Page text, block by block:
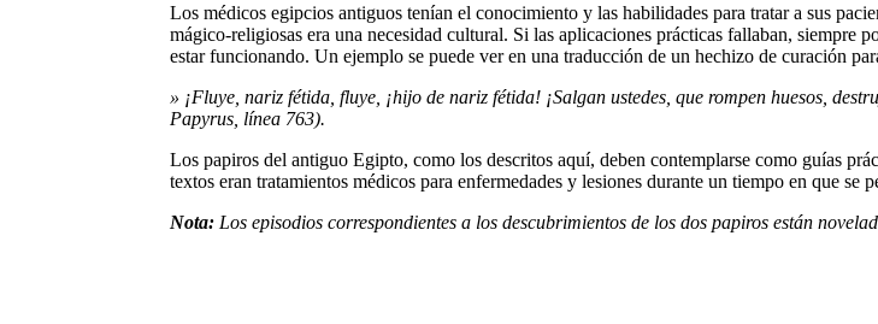
Los médicos egipcios antiguos tenían el conocimiento y las habilidades para tratar a sus
mágico-religiosas era una necesidad cultural. Si las aplicaciones prácticas fallaban,
estar funcionando. Un ejemplo se puede ver en una traducción de un hechizo de curación
» ¡Fluye, nariz fétida, fluye, ¡hijo de nariz fétida! ¡Salgan ustedes, que rompen huesos,
Papyrus, línea 763).
Los papiros del antiguo Egipto, como los descritos aquí, deben contemplarse como guías
textos eran tratamientos médicos para enfermedades y lesiones durante un tiempo en que se
Nota:Los episodios correspondientes a los descubrimientos de los dos papiros están